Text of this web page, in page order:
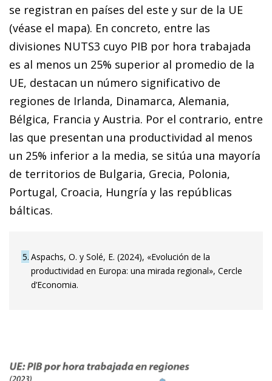
se registran en países del este y sur de la UE
(véase el mapa). En concreto, entre las
divisiones NUTS3 cuyo PIB por hora trabajada
es al menos un 25% superior al promedio de la
UE, destacan un número significativo de
regiones de Irlanda, Dinamarca, Alemania,
Bélgica, Francia y Austria. Por el contrario, entre
las que presentan una productividad al menos
un 25% inferior a la media, se sitúa una mayoría
de territorios de Bulgaria, Grecia, Polonia,
Portugal, Croacia, Hungría y las repúblicas
bálticas.
5 Aspachs, O. y Solé, E. (2024), «Evolución de la
productividad en Europa: una mirada regional», Cercle
d’Economia.